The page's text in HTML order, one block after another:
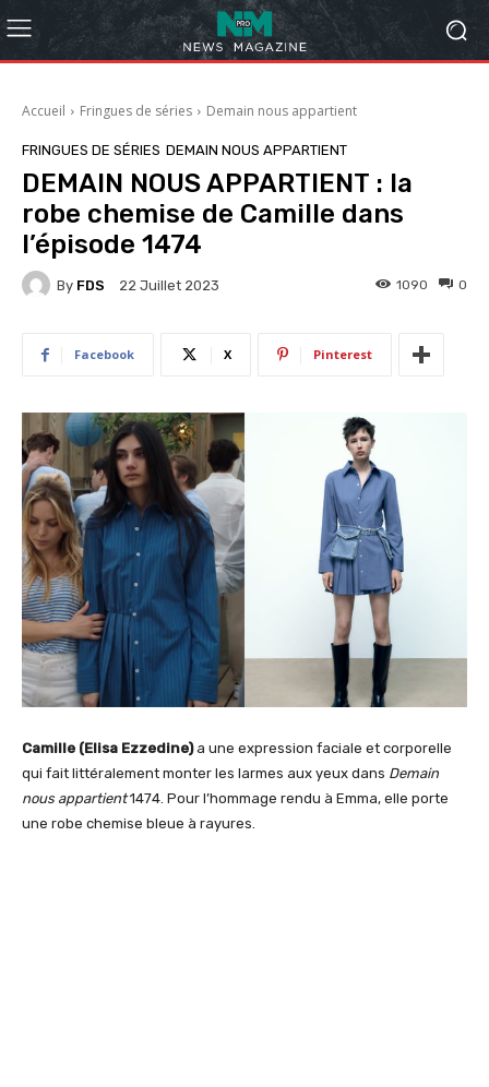
Accueil Fringues de séries Demain nous appartient
FRINGUES DE SÉRIES DEMAIN NOUS APPARTIENT
DEMAIN NOUS APPARTIENT : la
robe chemise de Camille dans
l’épisode 1474
By FDS 22 Juillet 2023 0
1090
Facebook X Pinterest
Camille (Elisa Ezzedine)a une expression faciale et corporelle
qui fait littéralement monter les larmes aux yeux dans Demain
nous appartient1474. Pour l’hommage rendu à Emma, elle porte
une robe chemise bleue à rayures.